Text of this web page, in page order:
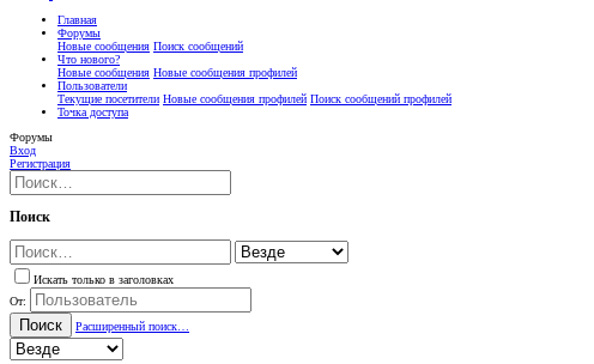
Главная
Форумы
Новые сообщения Поиск сообщений
Что нового?
Новые сообщения Новые сообщения профилей
Пользователи
Текущие посетители Новые сообщения профилей Поиск сообщений профилей
Точка доступа
Форумы
Вход
Регистрация
Поиск
Искать только в заголовках
От:
Поиск Расширенный поиск…